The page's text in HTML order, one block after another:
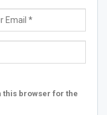
this browser for the